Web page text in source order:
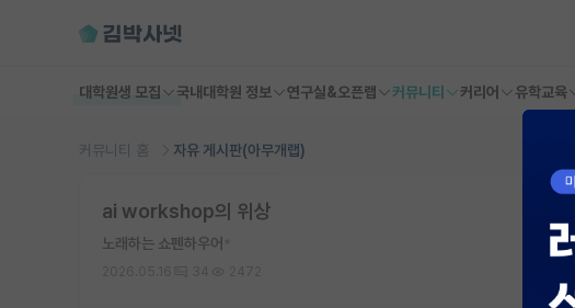
대학원생 모집 국내대학원 정보 연구실&오픈랩 커뮤니티 커리어 유학교육
커뮤니티 홈 자유 게시판(아무개랩)
ai workshop의 위상
노래하는 쇼펜하우어